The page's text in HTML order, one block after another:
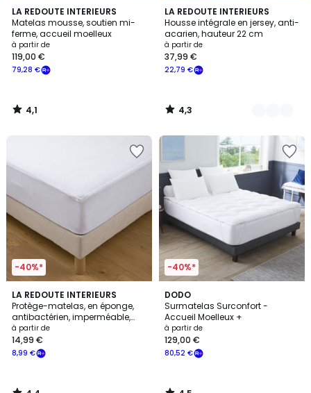
LA REDOUTE INTERIEURS
Matelas mousse, soutien mi-
ferme, accueil moelleux
à partir de
79,28 €
119,00 €
4,1
/ 5
4,1
/
LA REDOUTE INTERIEURS
Housse intégrale en jersey, anti-
acarien, hauteur 22 cm
à partir de
22,79 €
37,99 €
4,3
/ 5
3
Couleurs
4,3
/
-40%*
LA REDOUTE INTERIEURS
Protège-matelas, en éponge,
antibactérien, imperméable,
hauteur maxi 25 cm
à partir de
8,99 €
14,99 €
4,4
/ 5
-40%*
DODO
Surmatelas Surconfort -
Accueil Moelleux +
à partir de
80,52 €
129,00 €
4,5
/ 5